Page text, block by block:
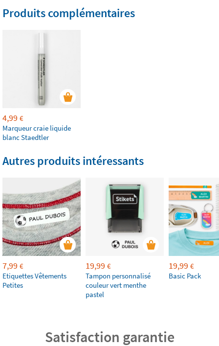
Produits complémentaires
4,99 €
Marqueur craie liquide
blanc Staedtler
Autres produits intéressants
7,99 €
Etiquettes Vêtements
Petites
19,99 €
Tampon personnalisé
couleur vert menthe
pastel
19,99 €
Basic Pack
Satisfaction garantie